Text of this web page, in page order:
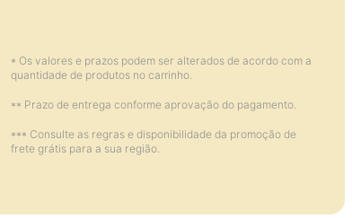
* Os valores e prazos podem ser alterados de acordo com a
quantidade de produtos no carrinho.
** Prazo de entrega conforme aprovação do pagamento.
*** Consulte as regras e disponibilidade da promoção de
frete grátis para a sua região.